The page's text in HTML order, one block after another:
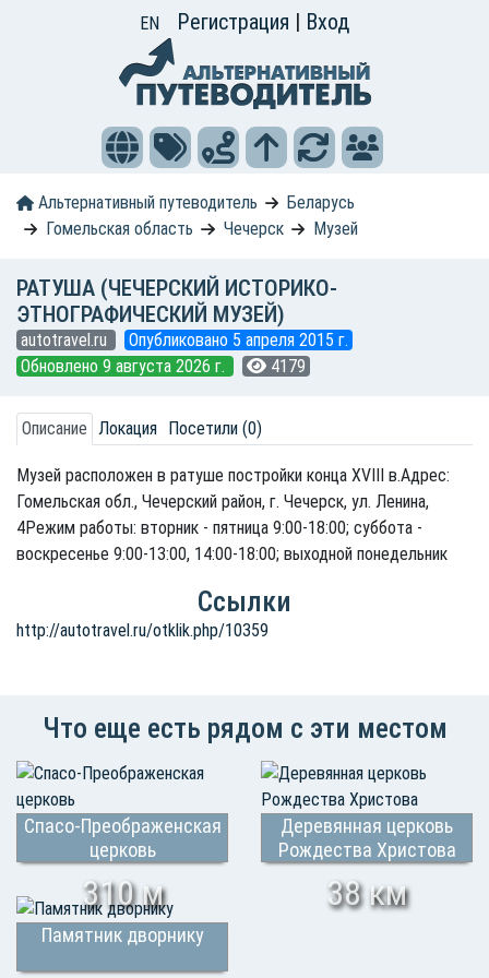
EN Регистрация | Вход
Альтернативный путеводитель
Беларусь
Гомельская область
Чечерск Музей
РАТУША (ЧЕЧЕРСКИЙ ИСТОРИКО-
ЭТНОГРАФИЧЕСКИЙ МУЗЕЙ)
autotravel.ru
Опубликовано 5 апреля 2015 г.
Обновлено 9 августа 2026 г.
4179
Описание Локация Посетили (0)
Музей расположен в ратуше постройки конца XVIII в.Адрес:
Гомельская обл., Чечерский район, г. Чечерск, ул. Ленина,
4Режим работы: вторник - пятница 9:00-18:00; суббота -
воскресенье 9:00-13:00, 14:00-18:00; выходной понедельник
Ссылки
http://autotravel.ru/otklik.php/10359
Что еще есть рядом с эти местом
Спасо-Преображенская
церковь
310 м
Деревянная церковь
Рождества Христова
38 км
Памятник дворнику